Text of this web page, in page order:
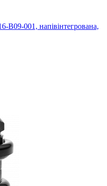
B09-001, напівінтегрована,